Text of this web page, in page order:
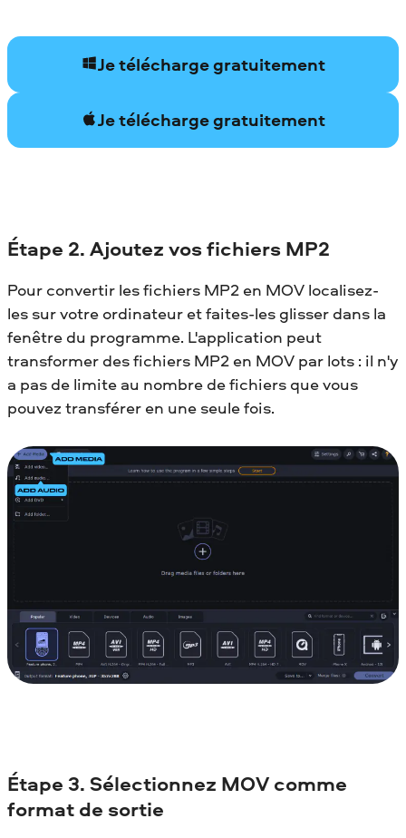
Je télécharge gratuitement
Je télécharge gratuitement
Étape 2. Ajoutez vos fichiers MP2
Pour convertir les fichiers MP2 en MOV localisez-
les sur votre ordinateur et faites-les glisser dans la
fenêtre du programme. L'application peut
transformer des fichiers MP2 en MOV par lots : il n'y
a pas de limite au nombre de fichiers que vous
pouvez transférer en une seule fois.
Étape 3. Sélectionnez MOV comme
format de sortie